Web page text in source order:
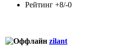
Рейтинг +8/-0
zilant